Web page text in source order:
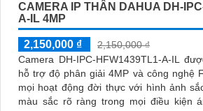
CAMERA IP THÂN DAHUA DH-
A-IL 4MP
2,150,000 ₫
2,150,000 ₫
Camera DH-IPC-HFW1439TL1-A-IL
hỗ trợ độ phân giải 4MP và công nghệ
mọi hoạt động đời thực với hình ảnh
màu sắc rõ ràng trong mọi điều kiện ánh